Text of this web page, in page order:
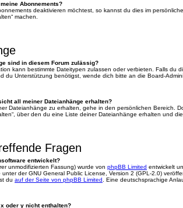
Abonnements?
deaktivieren möchtest, so kannst du dies im
machen.
sind in diesem Forum zulässig?
kann bestimmte Dateitypen zulassen oder verbieten. Falls du
du Unterstützung benötigst, wende dich bitte an die Board-
all meiner Dateianhänge erhalten?
Dateianhänge zu erhalten, gehe in den persönlichen Bereich.
über den du eine Liste deiner Dateianhänge erhalten und
Fragen
entwickelt?
unmodifizierten Fassung) wurde von phpBB Limited entwickelt
der GNU General Public License, Version 2 (GPL-2.0)
du auf der Seite von phpBB Limited . Eine deutschsprachige
oder y nicht enthalten?